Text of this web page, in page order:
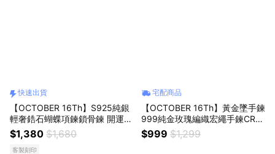
快速出貨
【OCTOBER 16Th】S925純銀
輕奢鋯石蝴蝶項鍊鎖骨鍊 開運
生日禮物 閨蜜禮物 情人節禮物
交換禮物 客製化禮物
$1,380 $1,680
客製刻印
宅配商品
【OCTOBER 16Th】黃金墜手鍊
999純金玫瑰編織宏繩手鍊CRY1
344 開運 生日禮物 閨蜜禮物 情
人節禮物 女友禮物 交換禮物 純
$999 $1,299